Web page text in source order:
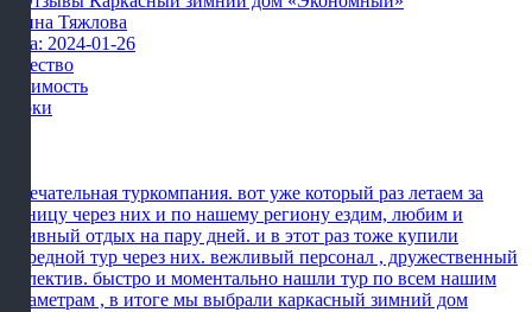
Ирина Тяжлова
Дата: 2024-01-26
Качество
Стоимость
Сроки
Замечательная туркомпания. вот уже который раз летаем за
границу через них и по нашему региону ездим, любим и
активный отдых на пару дней. и в этот раз тоже купили
очередной тур через них. вежливый персонал , дружественный
коллектив. быстро и моментально нашли тур по всем нашим
параметрам , в итоге мы выбрали каркасный зимний дом